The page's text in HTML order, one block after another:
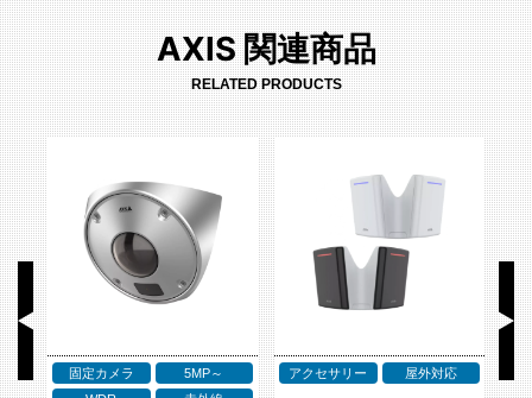
AXIS 関連商品
RELATED PRODUCTS
固定カメラ
5MP～
アクセサリー 屋外対応
ア